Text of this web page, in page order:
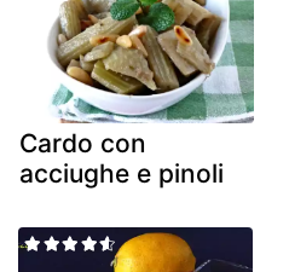
Cardo con
acciughe e pinoli